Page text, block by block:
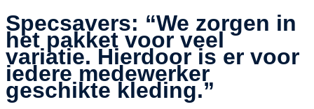
Specsavers: “We zorgen in
het pakket voor veel
variatie. Hierdoor is er voor
iedere medewerker
geschikte kleding.”